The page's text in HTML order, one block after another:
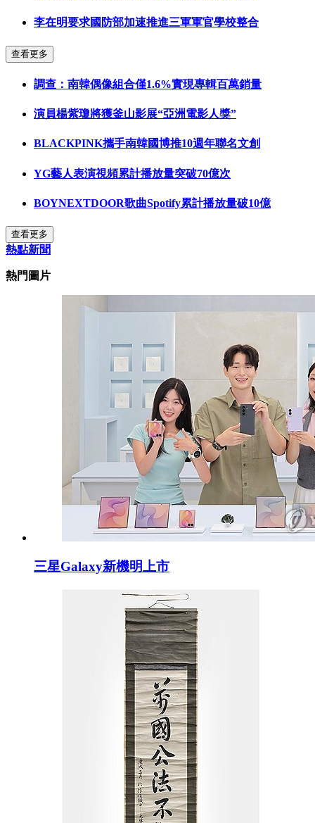
李在明要求國防部加速推進三軍軍官學校整合
查看更多
調查：南韓偶像組合僅1.6%實現專輯百萬銷量
演員楊紫瓊將獲釜山影展“亞洲電影人獎”
BLACKPINK攜手南韓國博推10週年聯名文創
YG藝人表演視頻累計播放量突破70億次
BOYNEXTDOOR歌曲Spotify累計播放量破10億
查看更多
熱點新聞
熱門圖片
三星Galaxy新機明上市